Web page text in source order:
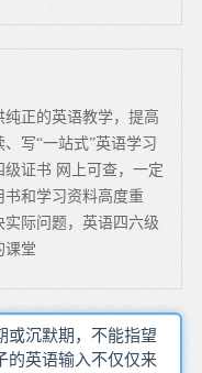
正的英语教学，提高
写“一站式”英语学习
级证书 网上可查，一定
和学习资料高度重
际问题，英语四六级
课堂
或沉默期，不能指望
的英语输入不仅仅来